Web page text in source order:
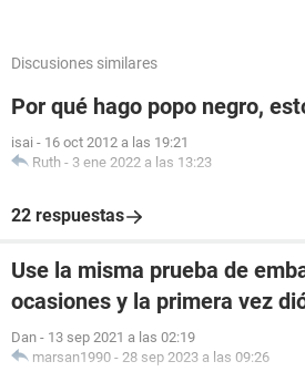
Discusiones similares
Por qué hago popo negro,
isai - 16 oct 2012 a las 19:21
Ruth - 3 ene 2022 a las 13:23
22 respuestas
Use la misma prueba de
ocasiones y la primera vez
Dan - 13 sep 2021 a las 02:19
marsan1990 - 28 sep 2023 a las 09:26